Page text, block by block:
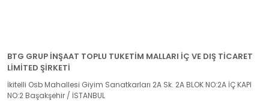
BTG GRUP İNŞAAT TOPLU TUKETİM MALLARI İÇ VE DIŞ TİCARET
LİMİTED ŞİRKETİ
İkitelli Osb Mahallesi Giyim Sanatkarları 2A Sk. 2A BLOK NO:2A İÇ KAPI
NO:2 Başakşehir / İSTANBUL